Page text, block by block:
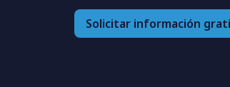
Solicitar información